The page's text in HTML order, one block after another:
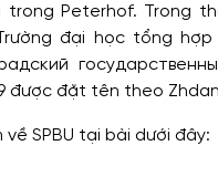
trong Peterhof. Trong
đại học tổng hợp
được đặt tên theo
về SPBU tại bài dưới đây: